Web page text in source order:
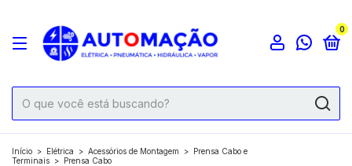
0
Início > Elétrica > Acessórios de Montagem > Prensa Cabo e
Terminais > Prensa Cabo